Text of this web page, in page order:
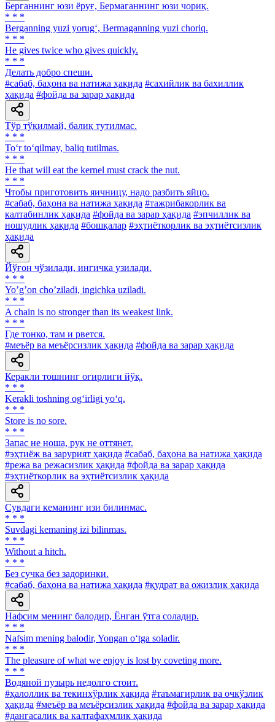
Берганнинг юзи ёруғ, Бермаганнинг юзи чориқ.
* * *
Berganning yuzi yorug‘, Bermaganning yuzi choriq.
* * *
He gives twice who gives quickly.
* * *
Делать добро спеши.
#сабаб, баҳона ва натижа ҳақида #сахийлик ва бахиллик
ҳақида #фойда ва зарар ҳақида
Тўр тўқилмай, балиқ тутилмас.
* * *
To‘r to‘qilmay, baliq tutilmas.
* * *
He that will eat the kernel must crack the nut.
* * *
Чтобы приготовить яичницу, надо разбить яйцо.
#сабаб, баҳона ва натижа ҳақида #тажрибакорлик ва
калтабинлик ҳақида #фойда ва зарар ҳақида #эпчиллик ва
ношудлик ҳақида #бошқалар #эҳтиёткорлик ва эҳтиётсизлик
ҳақида
Йўғон чўзилади, ингичка узилади.
* * *
Yoʼgʼon choʼziladi, ingichka uziladi.
* * *
A chain is no stronger than its weakest link.
* * *
Где тонко, там и рвется.
#меъёр ва меъёрсизлик ҳақида #фойда ва зарар ҳақида
Керакли тошнинг оғирлиги йўқ.
* * *
Kerakli toshning og‘irligi yo‘q.
* * *
Store is no sore.
* * *
Запас не ноша, рук не оттянет.
#эҳтиёж ва зарурият ҳақида #сабаб, баҳона ва натижа ҳақида
#режа ва режасизлик ҳақида #фойда ва зарар ҳақида
#эҳтиёткорлик ва эҳтиётсизлик ҳақида
Сувдаги кеманинг изи билинмас.
* * *
Suvdagi kemaning izi bilinmas.
* * *
Without a hitch.
* * *
Без сучка без задоринки.
#сабаб, баҳона ва натижа ҳақида #қудрат ва ожизлик ҳақида
Нафсим менинг балодир, Ёнган ўтга соладир.
* * *
Nafsim mening balodir, Yongan o‘tga soladir.
* * *
The pleasure of what we enjoy is lost by coveting more.
* * *
Водяной пузырь недолго стоит.
#ҳалоллик ва текинхўрлик ҳақида #таъмагирлик ва очкўзлик
ҳақида #меъёр ва меъёрсизлик ҳақида #фойда ва зарар ҳақида
#дангасалик ва калтафаҳмлик ҳақида